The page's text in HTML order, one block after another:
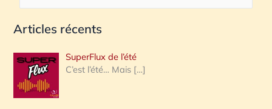
c
e
r
c
Articles récents
SuperFlux de l’été
C’est l’été… Mais […]